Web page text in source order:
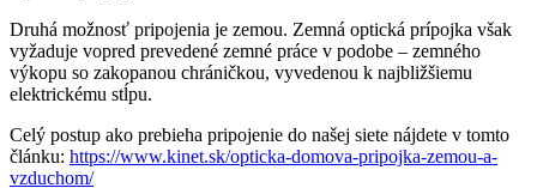
Druhá možnosť pripojenia je zemou. Zemná optická prípojka však
vyžaduje vopred prevedené zemné práce v podobe – zemného
výkopu so zakopanou chráničkou, vyvedenou k najbližšiemu
elektrickému stĺpu.
Celý postup ako prebieha pripojenie do našej siete nájdete v tomto
článku: https://www.kinet.sk/opticka-domova-pripojka-zemou-a-
vzduchom/